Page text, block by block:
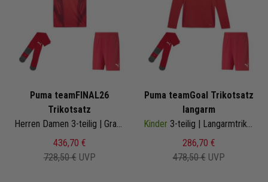
Puma teamFINAL26
Trikotsatz
Herren Damen 3-teilig | Graphic+ Trikot Fussballshort Core Sockenstutzen | Fussball Trikot Set
436,70 €
728,50 € UVP
Puma teamGoal Trikotsatz
langarm
Kinder 3-teilig | Langarmtrikot Fussballshort Core Sockenstutzen | Fussball Trikot Set
286,70 €
478,50 € UVP